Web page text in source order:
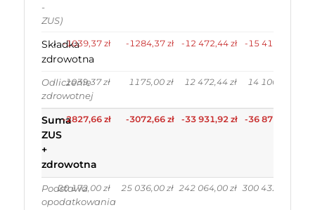
-
ZUS)
Składka
zdrowotna
-1039,37 zł -1284,37 zł -12 472,44 zł -15 412,44 zł
Odliczenie
zdrowotnej
1039,37 zł 1175,00 zł 12 472,44 zł 14 100,00 zł
Suma
ZUS
+
zdrowotna
-2827,66 zł -3072,66 zł -33 931,92 zł -36 871,92 zł
Podstawa
opodatkowania
20 172,00 zł 25 036,00 zł 242 064,00 zł 300 432,00 zł